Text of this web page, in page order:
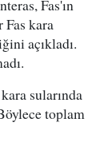
Fas'ın
Fas kara
açıkladı.
sularında
toplam